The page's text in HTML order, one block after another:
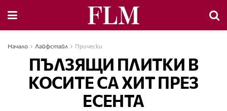
Начало Лайфстайл Прически
ПЪЛЗЯЩИ ПЛИТКИ В
КОСИТЕ СА ХИТ ПРЕЗ
ЕСЕНТА